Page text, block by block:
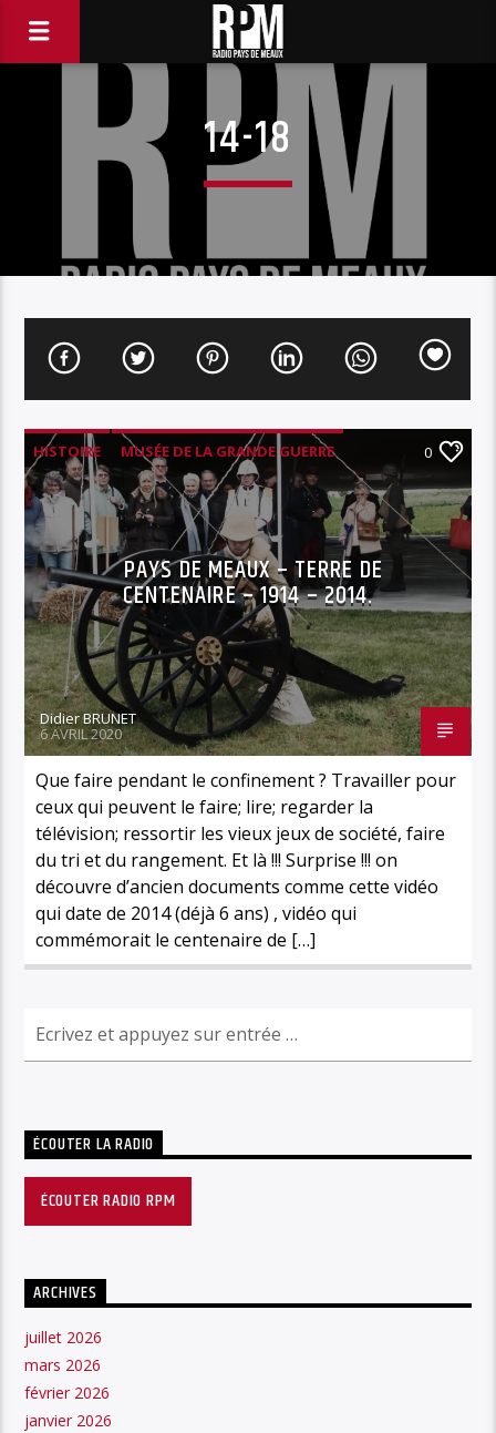
14-18
HISTOIRE MUSÉE DE LA GRANDE GUERRE 0
PAYS DE MEAUX – TERRE DE
CENTENAIRE – 1914 – 2014.
Didier BRUNET
6 AVRIL 2020
Que faire pendant le confinement ? Travailler pour
ceux qui peuvent le faire; lire; regarder la
télévision; ressortir les vieux jeux de société, faire
du tri et du rangement. Et là !!! Surprise !!! on
découvre d’ancien documents comme cette vidéo
qui date de 2014 (déjà 6 ans) , vidéo qui
commémorait le centenaire de […]
ÉCOUTER LA RADIO
ÉCOUTER RADIO RPM
ARCHIVES
juillet 2026
mars 2026
février 2026
janvier 2026